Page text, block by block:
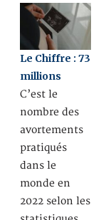
Le Chiffre : 73
millions
C’est le
nombre des
avortements
pratiqués
dans le
monde en
2022 selon les